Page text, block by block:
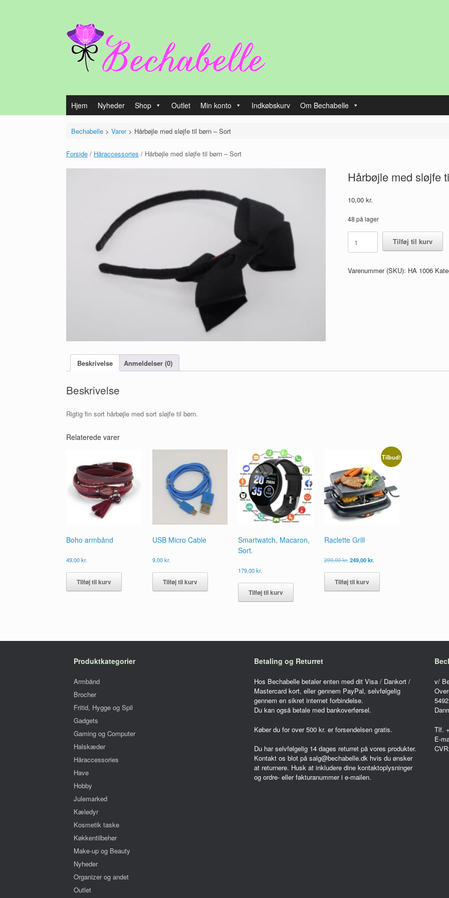
Hjem Nyheder Shop Outlet Min konto Indkøbskurv Om Bechabelle
Bechabelle> Varer> Hårbøjle med sløjfe til børn – Sort
Forside / Håraccessories / Hårbøjle med sløjfe til børn – Sort
Hårbøjle med sløjfe
10,00 kr.
48 på lager
med
sløjfe
børn
Tilføj til kurv
Varenummer (SKU): HA 1006
Beskrivelse Anmeldelser (0)
Beskrivelse
Rigtig fin sort hårbøjle med sort sløjfe til børn.
Relaterede varer
Boho armbånd
49,00kr.
Tilføj til kurv
USB Micro Cable
9,00kr.
Tilføj til kurv
Smartwatch, Macaron,
Sort.
179,00kr.
Tilføj til kurv
Tilbud!
Raclette Grill
299,00kr. Den
pris
var:
299,00 kr..
249,00kr.Den
pris
249,00 kr..
Tilføj til kurv
Produktkategorier
Armbånd
Brocher
Fritid, Hygge og Spil
Gadgets
Gaming og Computer
Halskæder
Håraccessories
Have
Hobby
Julemarked
Kæledyr
Kosmetik taske
Køkkentilbehør
Make-up og Beauty
Nyheder
Organizer og andet
Outlet
Betaling og Returret
Hos Bechabelle betaler enten med dit Visa / Dankort /
Mastercard kort, eller gennem PayPal, selvfølgelig
gennem en sikret internet forbindelse.
Du kan også betale med bankoverførsel.
Køber du for over 500 kr. er forsendelsen gratis.
Du har selvfølgelig 14 dages returret på vores produkter.
Kontakt os blot på salg@bechabelle.dk hvis du ønsker
at returnere. Husk at inkludere dine kontaktoplysninger
og ordre- eller fakturanummer i e-mailen.
v/
Tlf.
E-